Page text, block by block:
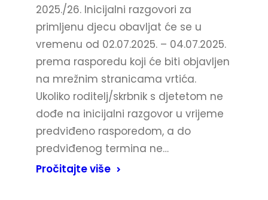
2025./26. Inicijalni razgovori za
primljenu djecu obavljat će se u
vremenu od 02.07.2025. – 04.07.2025.
prema rasporedu koji će biti objavljen
na mrežnim stranicama vrtića.
Ukoliko roditelj/skrbnik s djetetom ne
dođe na inicijalni razgovor u vrijeme
predviđeno rasporedom, a do
predviđenog termina ne…
Pročitajte više